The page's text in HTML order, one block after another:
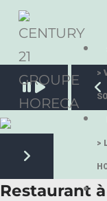
>
>
Pause
Resume
Next slide
Restaurant